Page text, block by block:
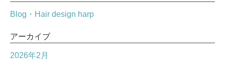
Blog・Hair design harp
アーカイブ
2026年2月